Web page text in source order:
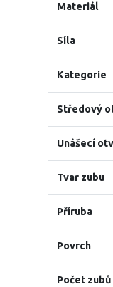
Materiál
Síla
Kategorie
Středový
Unášecí
Tvar zubu
Příruba
Povrch
Počet zubů